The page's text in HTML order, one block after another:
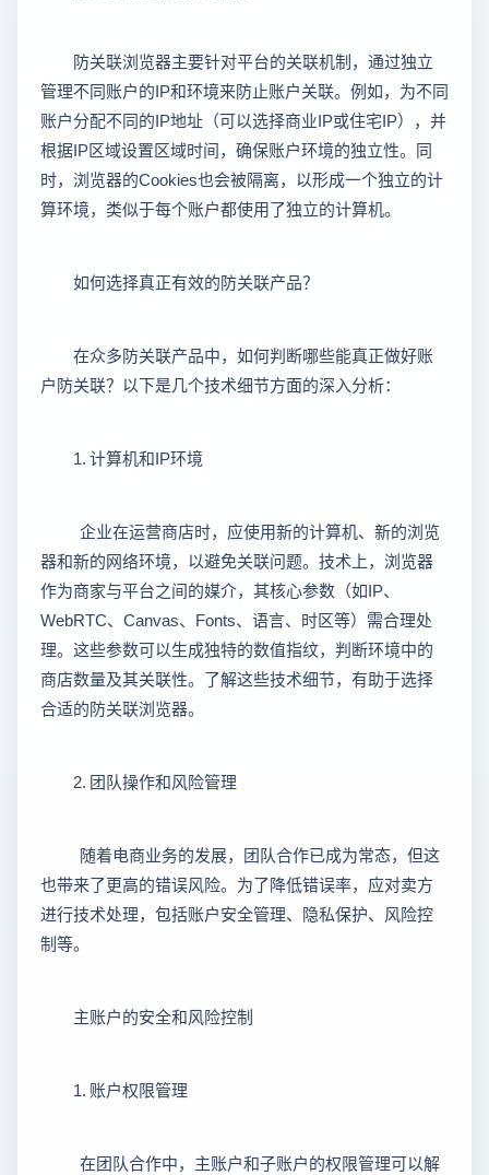
防关联浏览器主要针对平台的关联机制，通过独立
管理不同账户的IP和环境来防止账户关联。例如，为不同
账户分配不同的IP地址（可以选择商业IP或住宅IP），并
根据IP区域设置区域时间，确保账户环境的独立性。同
时，浏览器的Cookies也会被隔离，以形成一个独立的计
算环境，类似于每个账户都使用了独立的计算机。
如何选择真正有效的防关联产品？
在众多防关联产品中，如何判断哪些能真正做好账
户防关联？以下是几个技术细节方面的深入分析：
1. 计算机和IP环境
企业在运营商店时，应使用新的计算机、新的浏览
器和新的网络环境，以避免关联问题。技术上，浏览器
作为商家与平台之间的媒介，其核心参数（如IP、
WebRTC、Canvas、Fonts、语言、时区等）需合理处
理。这些参数可以生成独特的数值指纹，判断环境中的
商店数量及其关联性。了解这些技术细节，有助于选择
合适的防关联浏览器。
2. 团队操作和风险管理
随着电商业务的发展，团队合作已成为常态，但这
也带来了更高的错误风险。为了降低错误率，应对卖方
进行技术处理，包括账户安全管理、隐私保护、风险控
制等。
主账户的安全和风险控制
1. 账户权限管理
在团队合作中，主账户和子账户的权限管理可以解